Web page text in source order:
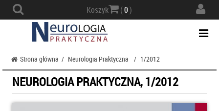
Koszyk (0)
Strona główna / Neurologia Praktyczna / 1/2012
NEUROLOGIA PRAKTYCZNA, 1/2012